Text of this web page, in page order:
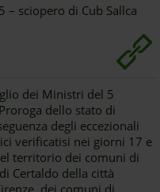
– sciopero di Cub Sallca
dei Ministri del 5
dello stato di
degli eccezionali
verificatisi nei giorni 17 e
territorio dei comuni di
Certaldo della città
dei comuni di